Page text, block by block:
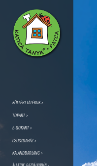
KÜLTÉRI JÁTÉKOK >
TÓPART >
E-GOKART >
CSÚSZDAHÁZ >
KALANDBARLANG >